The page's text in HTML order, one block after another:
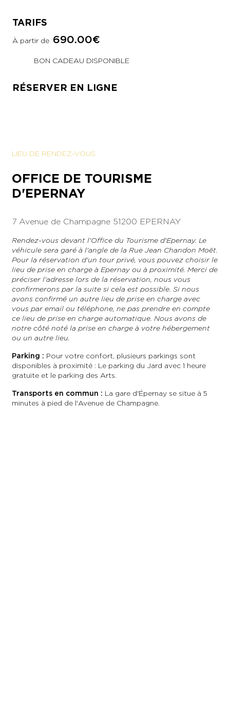
TARIFS
À partir de 690.00€
BON CADEAU DISPONIBLE
RÉSERVER EN LIGNE
LIEU DE RENDEZ-VOUS
OFFICE DE TOURISME
D'EPERNAY
7 Avenue de Champagne 51200 EPERNAY
Rendez-vous devant l'Office du Tourisme d'Epernay. Le
véhicule sera garé à l'angle de la Rue Jean Chandon Moët.
Pour la réservation d'un tour privé, vous pouvez choisir le
lieu de prise en charge à Epernay ou à proximité. Merci de
préciser l'adresse lors de la réservation, nous vous
confirmerons par la suite si cela est possible. Si nous
avons confirmé un autre lieu de prise en charge avec
vous par email ou téléphone, ne pas prendre en compte
ce lieu de prise en charge automatique. Nous avons de
notre côté noté la prise en charge à votre hébergement
ou un autre lieu.
Parking : Pour votre confort, plusieurs parkings sont
disponibles à proximité : Le parking du Jard avec 1 heure
gratuite et le parking des Arts.
Transports en commun : La gare d'Épernay se situe à 5
minutes à pied de l'Avenue de Champagne.